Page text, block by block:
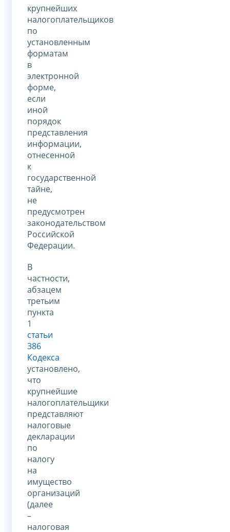
крупнейших
налогоплательщиков
по
установленным
форматам
в
электронной
форме,
если
иной
порядок
представления
информации,
отнесенной
к
государственной
тайне,
не
предусмотрен
законодательством
Российской
Федерации.
В
частности,
абзацем
третьим
пункта
1
статьи
386
Кодекса
установлено,
что
крупнейшие
налогоплательщики
представляют
налоговые
декларации
по
налогу
на
имущество
организаций
(далее
–
налоговая